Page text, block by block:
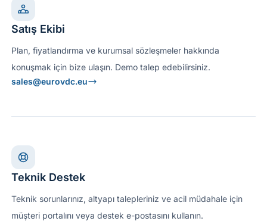
Satış Ekibi
Plan, fiyatlandırma ve kurumsal sözleşmeler hakkında
konuşmak için bize ulaşın. Demo talep edebilirsiniz.
sales@eurovdc.eu
Teknik Destek
Teknik sorunlarınız, altyapı talepleriniz ve acil müdahale için
müşteri portalını veya destek e-postasını kullanın.